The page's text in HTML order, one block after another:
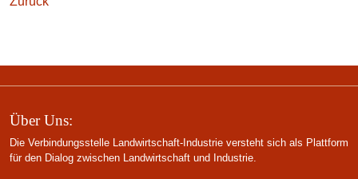
Über Uns:
Die Verbindungsstelle Landwirtschaft-Industrie versteht sich als Plattform
für den Dialog zwischen Landwirtschaft und Industrie.